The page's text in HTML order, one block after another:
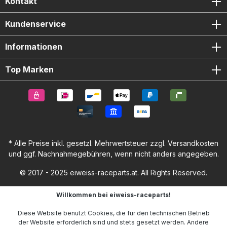
Kundenservice
Informationen
Top Marken
* Alle Preise inkl. gesetzl. Mehrwertsteuer zzgl. Versandkosten
und ggf. Nachnahmegebühren, wenn nicht anders angegeben.
© 2017 - 2025 eiweiss-raceparts.at. All Rights Reserved.
Willkommen bei eiweiss-raceparts!
Diese Website benutzt Cookies, die für den technischen Betrieb
der Website erforderlich sind und stets gesetzt werden. Andere